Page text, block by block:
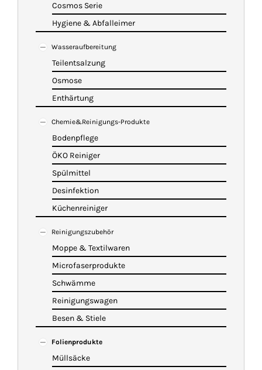
Cosmos Serie
Hygiene & Abfalleimer
Wasseraufbereitung
Teilentsalzung
Osmose
Enthärtung
Chemie&Reinigungs-Produkte
Bodenpflege
ÖKO Reiniger
Spülmittel
Desinfektion
Küchenreiniger
Reinigungszubehör
Moppe & Textilwaren
Microfaserprodukte
Schwämme
Reinigungswagen
Besen & Stiele
Folienprodukte
Müllsäcke